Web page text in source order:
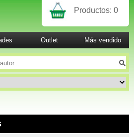
Productos: 0
Outlet Más vendido